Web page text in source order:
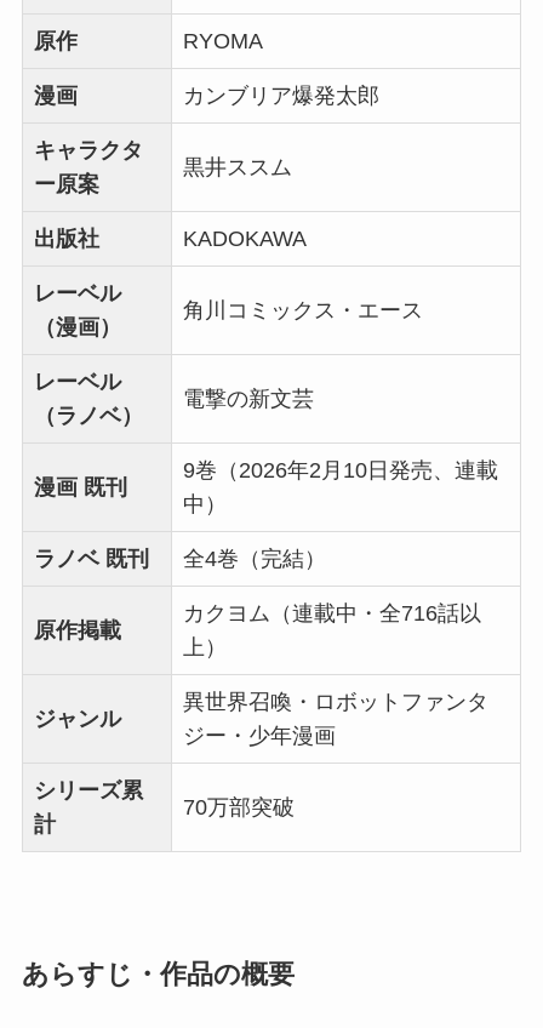
原作 RYOMA
漫画 カンブリア爆発太郎
キャラクタ
ー原案
黒井ススム
出版社 KADOKAWA
レーベル
（漫画）
角川コミックス・エース
レーベル
（ラノベ）
電撃の新文芸
漫画 既刊
9巻（2026年2月10日発売、連載
中）
ラノベ 既刊 全4巻（完結）
原作掲載
カクヨム（連載中・全716話以
上）
ジャンル
異世界召喚・ロボットファンタ
ジー・少年漫画
シリーズ累
計
70万部突破
あらすじ・作品の概要